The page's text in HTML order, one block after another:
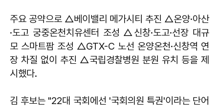
주요 공약으로 △베이밸리 메가시티 추진 △온양·아산
·도고 궁중온천치유센터 조성 △신창·도고·선장 대규
모 스마트팜 조성 △GTX-C 노선 온양온천·신창역 연
장 차질 없이 추진 △국립경찰병원 분원 유치 등을 제
시했다.
김 후보는 "22대 국회에선 '국회의원 특권'이라는 단어